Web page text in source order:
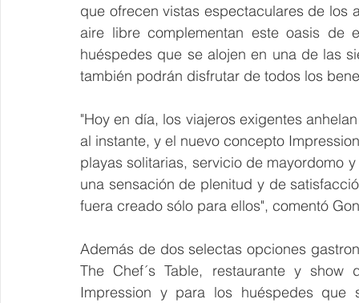
que ofrecen vistas espectaculares de los
aire libre complementan este oasis de
huéspedes que se alojen en una de las
también podrán disfrutar de todos los
"Hoy en día, los viajeros exigentes
al instante, y el nuevo concepto
playas solitarias, servicio de mayordomo
una sensación de plenitud y de
fuera creado sólo para ellos", comentó
Además de dos selectas opciones
The Chef´s Table, restaurante y
Impression y para los huéspedes que